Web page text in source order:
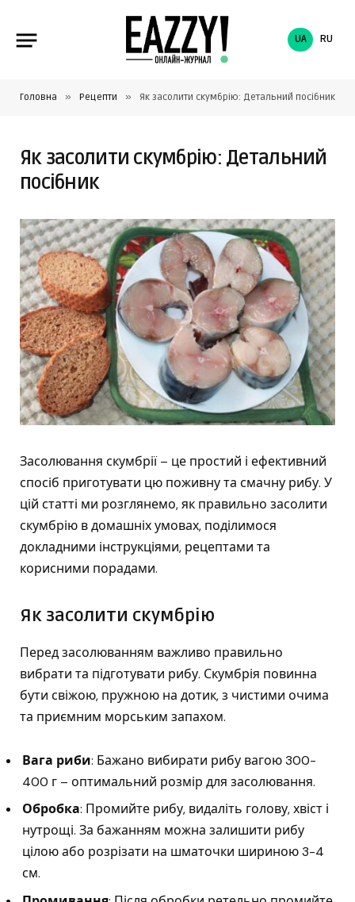
UA RU
Головна » Рецепти » Як засолити скумбрію: Детальний посібник
Як засолити скумбрію: Детальний
посібник
Засолювання скумбрії – це простий і ефективний
спосіб приготувати цю поживну та смачну рибу. У
цій статті ми розглянемо, як правильно засолити
скумбрію в домашніх умовах, поділимося
докладними інструкціями, рецептами та
корисними порадами.
Як засолити скумбрію
Перед засолюванням важливо правильно
вибрати та підготувати рибу. Скумбрія повинна
бути свіжою, пружною на дотик, з чистими очима
та приємним морським запахом.
Вага риби: Бажано вибирати рибу вагою 300-
400 г – оптимальний розмір для засолювання.
Обробка: Промийте рибу, видаліть голову, хвіст і
нутрощі. За бажанням можна залишити рибу
цілою або розрізати на шматочки шириною 3-4
см.